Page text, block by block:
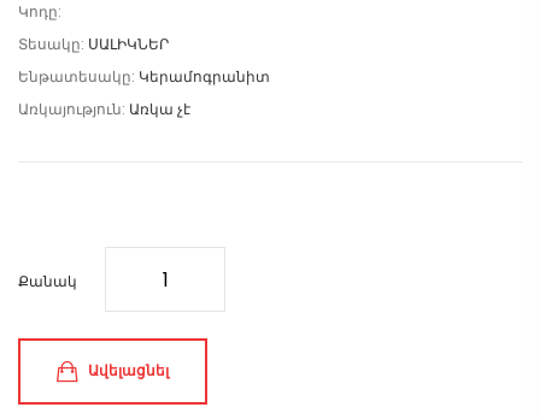
Կոդը:
Տեսակը: ՍԱԼԻԿՆԵՐ
Ենթատեսակը: Կերամոգրանիտ
Առկայություն: Առկա չէ
Քանակ
Ավելացնել